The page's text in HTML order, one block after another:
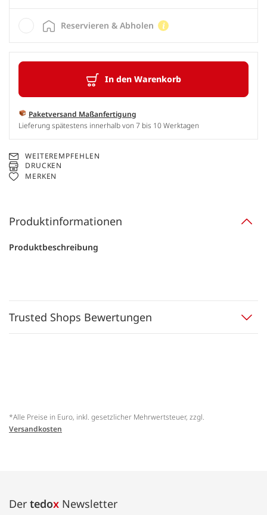
In den Warenkorb
Paketversand Maßanfertigung
Lieferung spätestens innerhalb von 7 bis 10 Werktagen
Reservieren & Abholen
WEITEREMPFEHLEN
DRUCKEN
MERKEN
Produktinformationen
Produktbeschreibung
Trusted Shops Bewertungen
*Alle Preise in Euro, inkl. gesetzlicher Mehrwertsteuer, zzgl.
Versandkosten
Der tedox Newsletter